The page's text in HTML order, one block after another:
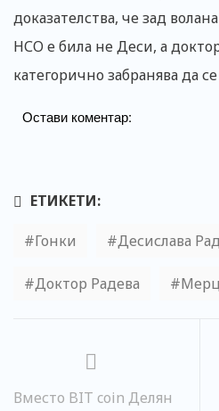
доказателства, че зад
НСО е била не Деси, а
категорично забранява да
Остави коментар:
ЕТИКЕТИ:
Гонки Десислава
Доктор Радева
Вместо BIT coin Делян